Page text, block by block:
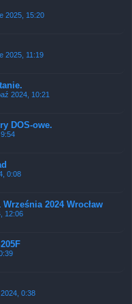
2025, 15:20
2025, 11:19
2024, 10:21
DOS-owe.
0:08
2024 Wrocław
12:06
0:38